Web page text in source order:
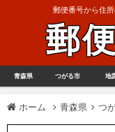
郵便番号から住
郵
青森県 つがる市 地
ホーム 青森県 つ